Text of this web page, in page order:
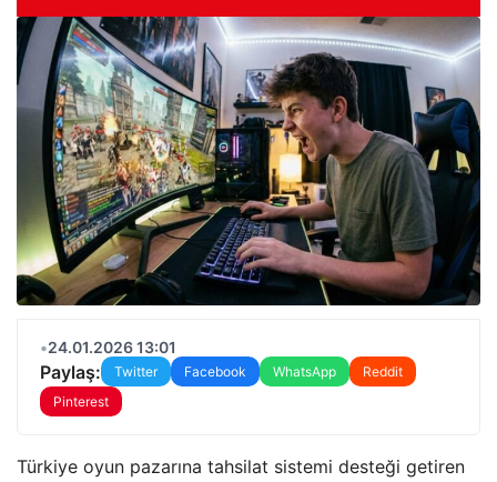
•24.01.2026 13:01
Paylaş: Twitter Facebook WhatsApp
Reddit
Pinterest
Türkiye oyun pazarına tahsilat sistemi desteği getiren